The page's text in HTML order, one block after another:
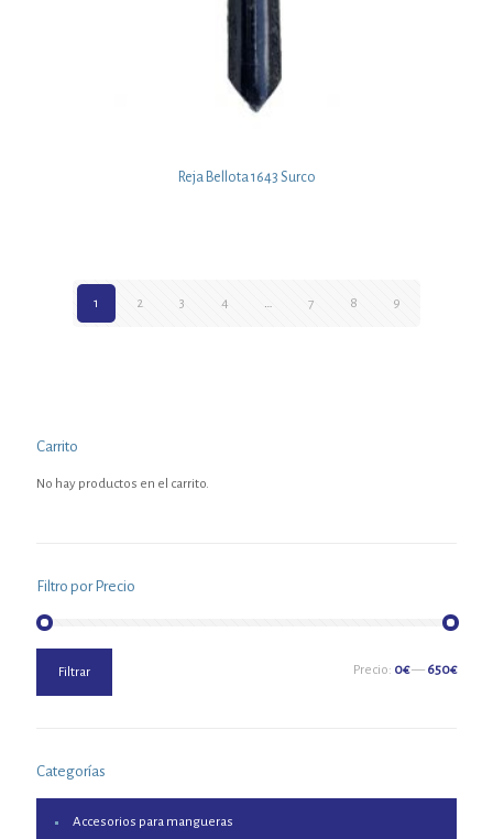
Reja Bellota 1643 Surco
1 2 3 4 … 7 8 9
Carrito
No hay productos en el carrito.
Filtro por Precio
mínimo
máximo
Filtrar Precio: 0€— 650€
Categorías
Accesorios para mangueras